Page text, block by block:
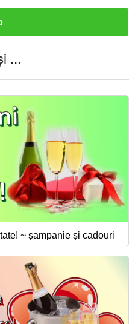
...
~ șampanie și cadouri